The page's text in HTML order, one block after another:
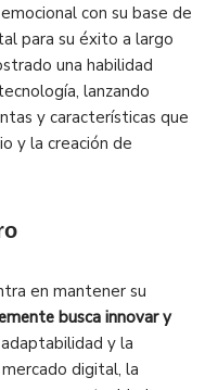
con su base de
para su éxito a largo
una habilidad
lanzando
y características que
y la creación de
en mantener su
busca innovar y
y la
digital, la